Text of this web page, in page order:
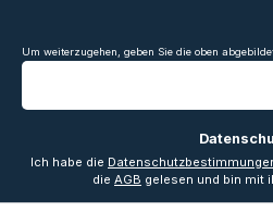
Um weiterzugehen, geben Sie die oben
Ich habe die
die AGB gelesen und bin mit